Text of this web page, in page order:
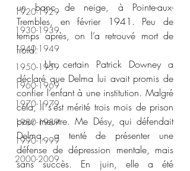
1920-1929
1930-1939
1940-1949
1950-1959
1960-1969
1970-1979
1980-1989
1990-1999
2000-2009
un banc de neige, à Pointe-aux-
Trembles, en février 1941. Peu de
temps après, on l’a retrouvé mort de
froid.
	Un certain Patrick Downey a
déclaré que Delma lui avait promis de
confier l’enfant à une institution. Malgré
cela, il s’est mérité trois mois de prison
pour meurtre. Me Désy, qui défendait
Delma, a tenté de présenter une
défense de dépression mentale, mais
sans succès. En juin, elle a été